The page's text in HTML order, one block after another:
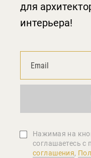
для
интерьера!
Нажимая на
соглашаетеcь с
соглашения,